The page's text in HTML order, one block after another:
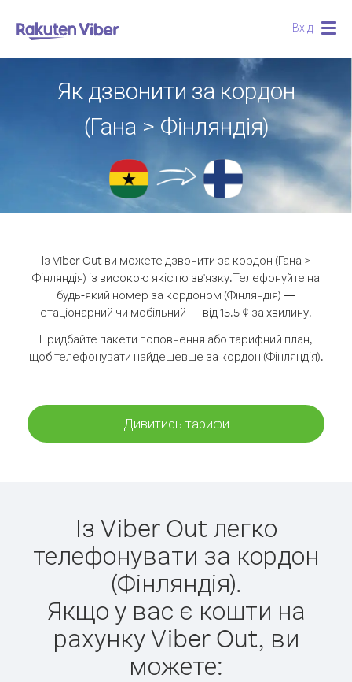
Вхід
Як дзвонити за кордон
(Гана > Фінляндія)
Із Viber Out ви можете дзвонити за кордон (Гана >
Фінляндія) із високою якістю зв'язку.Телефонуйте на
будь-який номер за кордоном (Фінляндія) —
стаціонарний чи мобільний — від 15.5 ¢ за хвилину.
Придбайте пакети поповнення або тарифний план,
щоб телефонувати найдешевше за кордон (Фінляндія).
Дивитись тарифи
Із Viber Out легко
телефонувати за кордон
(Фінляндія).
Якщо у вас є кошти на
рахунку Viber Out, ви
можете: